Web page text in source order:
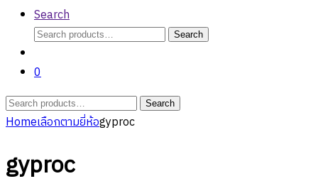
Search
Search
Search
0
Search
for:
Search
Homeเลือกตามยี่ห้อgyproc
gyproc